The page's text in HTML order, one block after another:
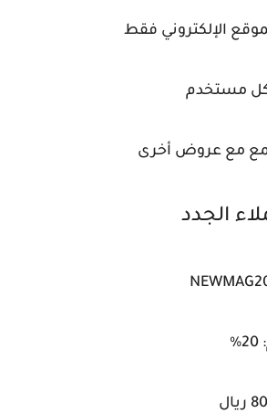
الإلكتروني فقط
مستخدم
مع عروض أخرى
الجدد